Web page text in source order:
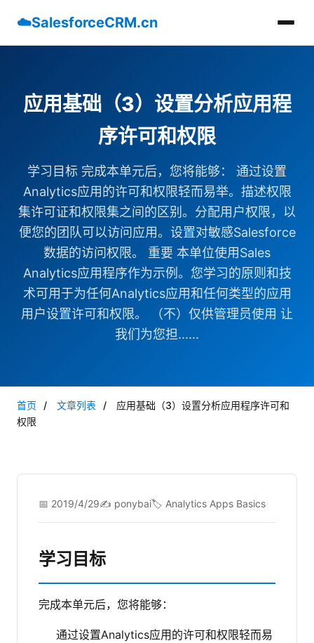
☁️SalesforceCRM.cn
应用基础（3）设置分析应用程
序许可和权限
学习目标 完成本单元后，您将能够： 通过设置
Analytics应用的许可和权限轻而易举。描述权限
集许可证和权限集之间的区别。分配用户权限，以
便您的团队可以访问应用。设置对敏感Salesforce
数据的访问权限。 重要 本单位使用Sales
Analytics应用程序作为示例。您学习的原则和技
术可用于为任何Analytics应用和任何类型的应用
用户设置许可和权限。 （不）仅供管理员使用 让
我们为您担......
首页 / 文章列表 /
应用基础（3）设置分析应用程序许可和
权限
📅 2019/4/29✍️ ponybai🏷️ Analytics Apps Basics
学习目标
完成本单元后，您将能够：
通过设置Analytics应用的许可和权限轻而易